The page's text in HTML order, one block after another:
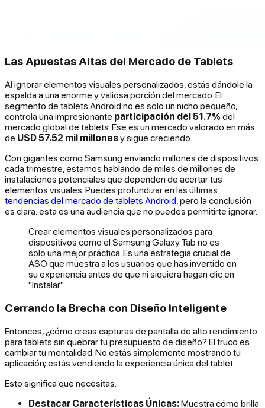
Las Apuestas Altas del Mercado de Tablets
Al ignorar elementos visuales personalizados, estás dándole la
espalda a una enorme y valiosa porción del mercado. El
segmento de tablets Android no es solo un nicho pequeño;
controla una impresionante participación del 51.7% del
mercado global de tablets. Ese es un mercado valorado en más
de USD 57.52 mil millonesy sigue creciendo.
Con gigantes como Samsung enviando millones de dispositivos
cada trimestre, estamos hablando de miles de millones de
instalaciones potenciales que dependen de acertar tus
elementos visuales. Puedes profundizar en las últimas
tendencias del mercado de tablets Android, pero la conclusión
es clara: esta es una audiencia que no puedes permitirte ignorar.
Crear elementos visuales personalizados para
dispositivos como el Samsung Galaxy Tab no es
solo una mejor práctica. Es una estrategia crucial de
ASO que muestra a los usuarios que has invertido en
su experiencia antes de que ni siquiera hagan clic en
"Instalar".
Cerrando la Brecha con Diseño Inteligente
Entonces, ¿cómo creas capturas de pantalla de alto rendimiento
para tablets sin quebrar tu presupuesto de diseño? El truco es
cambiar tu mentalidad. No estás simplemente mostrando tu
aplicación; estás vendiendo la experiencia única del tablet.
Esto significa que necesitas:
Destacar Características Únicas:Muestra cómo brilla